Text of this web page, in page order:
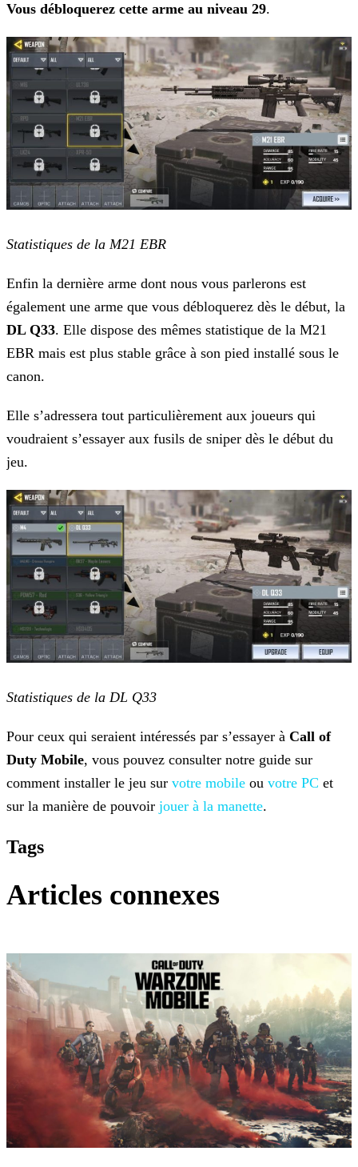
Vous débloquerez cette arme au niveau 29.
Statistiques de la M21 EBR
Enfin la dernière arme dont nous vous parlerons est
également une arme que vous débloquerez dès le début, la
DL Q33. Elle dispose des mêmes statistique de la M21
EBR mais est plus stable grâce à son pied installé sous le
canon.
Elle s’adressera tout particulièrement aux joueurs qui
voudraient s’essayer aux fusils de sniper dès le début du
jeu.
Statistiques de la DL Q33
Pour ceux qui seraient intéressés par s’essayer à Call of
Duty Mobile, vous pouvez consulter notre guide sur
comment installer le jeu sur votre mobile ou votre PC et
sur la manière de pouvoir jouer à la manette.
Tags
Articles connexes